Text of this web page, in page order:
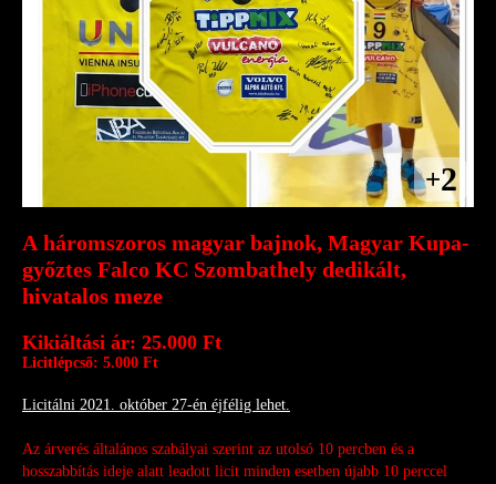
A háromszoros magyar bajnok, Magyar Kupa-
győztes Falco KC Szombathely dedikált,
hivatalos meze
Kikiáltási ár: 25.000 Ft
Licitlépcső: 5.000 Ft
Licitálni 2021. október 27-én éjfélig lehet.
Az árverés általános szabályai szerint az utolsó 10 percben és a
hosszabbítás ideje alatt leadott licit minden esetben újabb 10 perccel
+2